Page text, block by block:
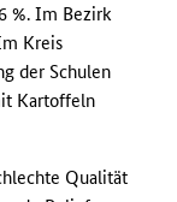
%. Im Bezirk
Kreis
der Schulen
Kartoffeln
Qualität